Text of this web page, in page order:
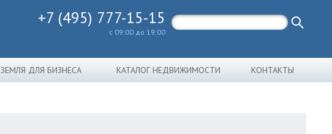
+7 (495) 777-15-15
с 09:00 до 19:00
ЗЕМЛЯ ДЛЯ БИЗНЕСА КАТАЛОГ НЕДВИЖИМОСТИ КОНТАКТЫ